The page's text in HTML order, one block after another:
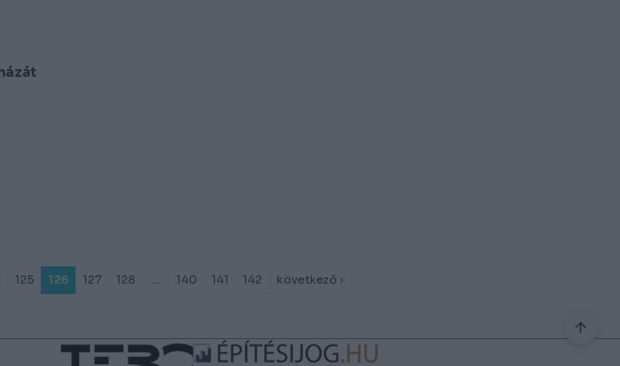
125 126 127 128 ... 140 141 142 következő ›